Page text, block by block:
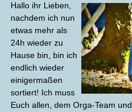
Hallo ihr Lieben,
nachdem ich nun
etwas mehr als
24h wieder zu
Hause bin, bin ich
endlich wieder
einigermaßen
sortiert! Ich muss
Euch allen, dem Orga-Team